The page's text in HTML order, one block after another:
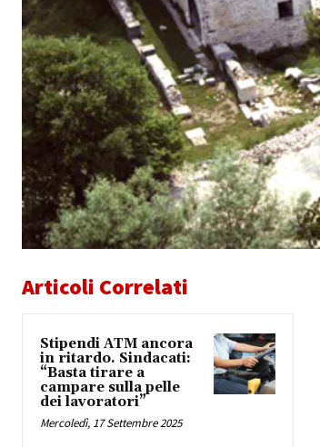
Articoli Correlati
Stipendi ATM ancora
in ritardo. Sindacati:
“Basta tirare a
campare sulla pelle
dei lavoratori”
Mercoledì, 17 Settembre 2025